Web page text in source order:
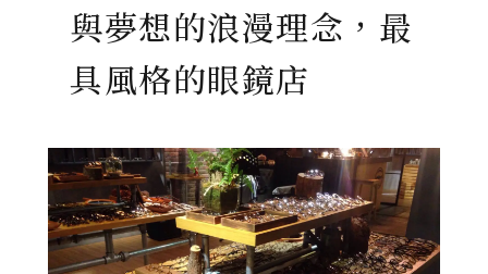
與夢想的浪漫理念，最
具風格的眼鏡店